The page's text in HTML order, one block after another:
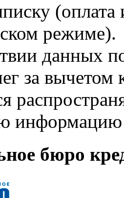
режиме).
данных
за
информацию
бюро